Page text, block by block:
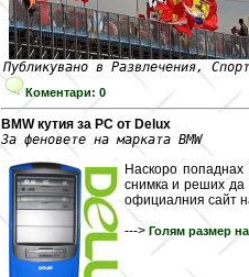
Публикувано в Развлечения, Спорт
Коментари: 0
BMW кутия за PC от Delux
За феновете на марката BMW
Наскоро
снимка и реших да
официалния сайт
---> Голям размер на